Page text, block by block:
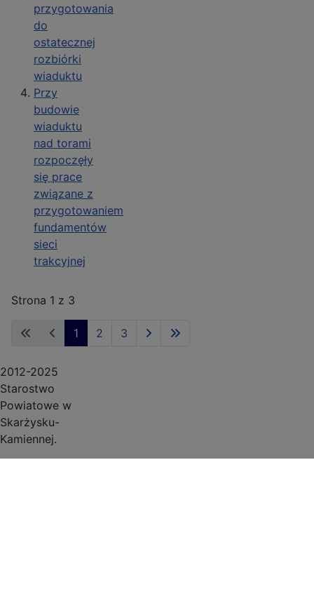
przygotowania
do
ostatecznej
rozbiórki
wiaduktu
Przy
budowie
wiaduktu
nad torami
rozpoczęły
się prace
związane z
przygotowaniem
fundamentów
sieci
trakcyjnej
Strona 1 z 3
1 2 3
2012-2025
Starostwo
Powiatowe w
Skarżysku-
Kamiennej.